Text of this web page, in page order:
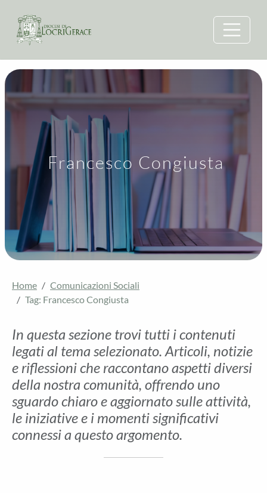
Francesco Congiusta
Home
Comunicazioni Sociali
Tag: Francesco Congiusta
In questa sezione trovi tutti i contenuti
legati al tema selezionato. Articoli, notizie
e riflessioni che raccontano aspetti diversi
della nostra comunità, offrendo uno
sguardo chiaro e aggiornato sulle attività,
le iniziative e i momenti significativi
connessi a questo argomento.